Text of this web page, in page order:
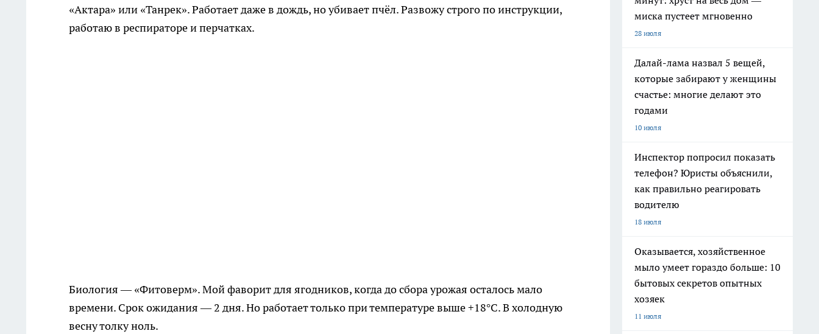
«Актара» или «Танрек». Работает даже в дождь, но убивает пчёл. Развожу строго по инструкции,
работаю в респираторе и перчатках.
Биология — «Фитоверм». Мой фаворит для ягодников, когда до сбора урожая осталось мало
времени. Срок ожидания — 2 дня. Но работает только при температуре выше +18°C. В холодную
весну толку ноль.
миска пустеет мгновенно
28 июля
Далай-лама назвал 5 вещей,
которые забирают у женщины
счастье: многие делают это
годами
10 июля
Инспектор попросил показать
телефон? Юристы объяснили,
как правильно реагировать
водителю
18 июля
Оказывается, хозяйственное
мыло умеет гораздо больше: 10
бытовых секретов опытных
хозяек
11 июля